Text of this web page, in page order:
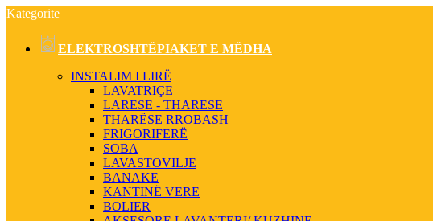
Kategorite
ELEKTROSHTËPIAKET E MËDHA
INSTALIM I LIRË
LAVATRIÇE
LARESE - THARESE
THARËSE RROBASH
FRIGORIFERË
SOBA
LAVASTOVILJE
BANAKE
KANTINË VERE
BOLIER